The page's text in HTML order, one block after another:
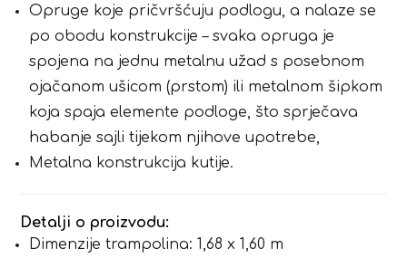
Opruge koje pričvršćuju podlogu, a nalaze se
po obodu konstrukcije – svaka opruga je
spojena na jednu metalnu užad s posebnom
ojačanom ušicom (prstom) ili metalnom šipkom
koja spaja elemente podloge, što sprječava
habanje sajli tijekom njihove upotrebe,
Metalna konstrukcija kutije.
Detalji o proizvodu:
Dimenzije trampolina: 1,68 x 1,60 m